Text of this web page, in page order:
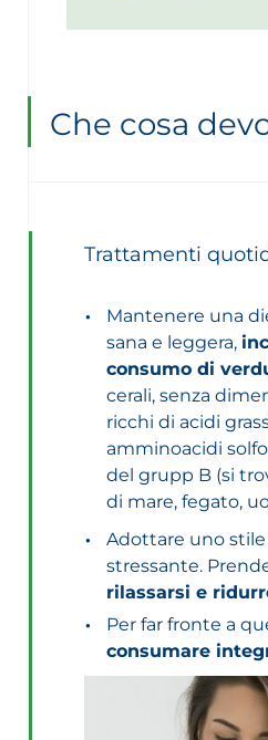
Che cosa
Trattamenti
Mantenere una
sana e leggera,
consumo di
cerali, senza
ricchi di acidi
amminoacidi
del grupp B (si
di mare, fegato,
Adottare uno
stressante.
rilassarsi e
Per far fronte a
consumare